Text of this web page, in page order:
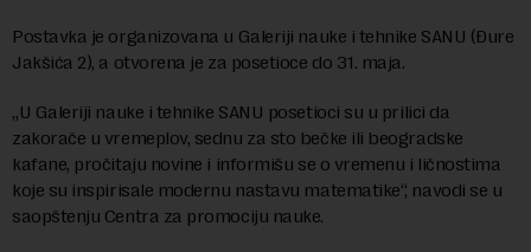
Postavka je organizovana u Galeriji nauke i tehnike SANU (Đure
Jakšića 2), a otvorena je za posetioce do 31. maja.
„U Galeriji nauke i tehnike SANU posetioci su u prilici da
zakorače u vremeplov, sednu za sto bečke ili beogradske
kafane, pročitaju novine i informišu se o vremenu i ličnostima
koje su inspirisale modernu nastavu matematike“, navodi se u
saopštenju Centra za promociju nauke.